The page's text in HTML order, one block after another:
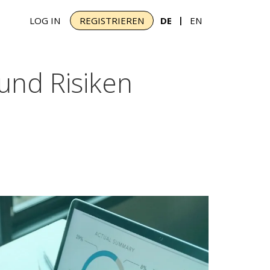
LOG IN REGISTRIEREN DE | EN
Risiken